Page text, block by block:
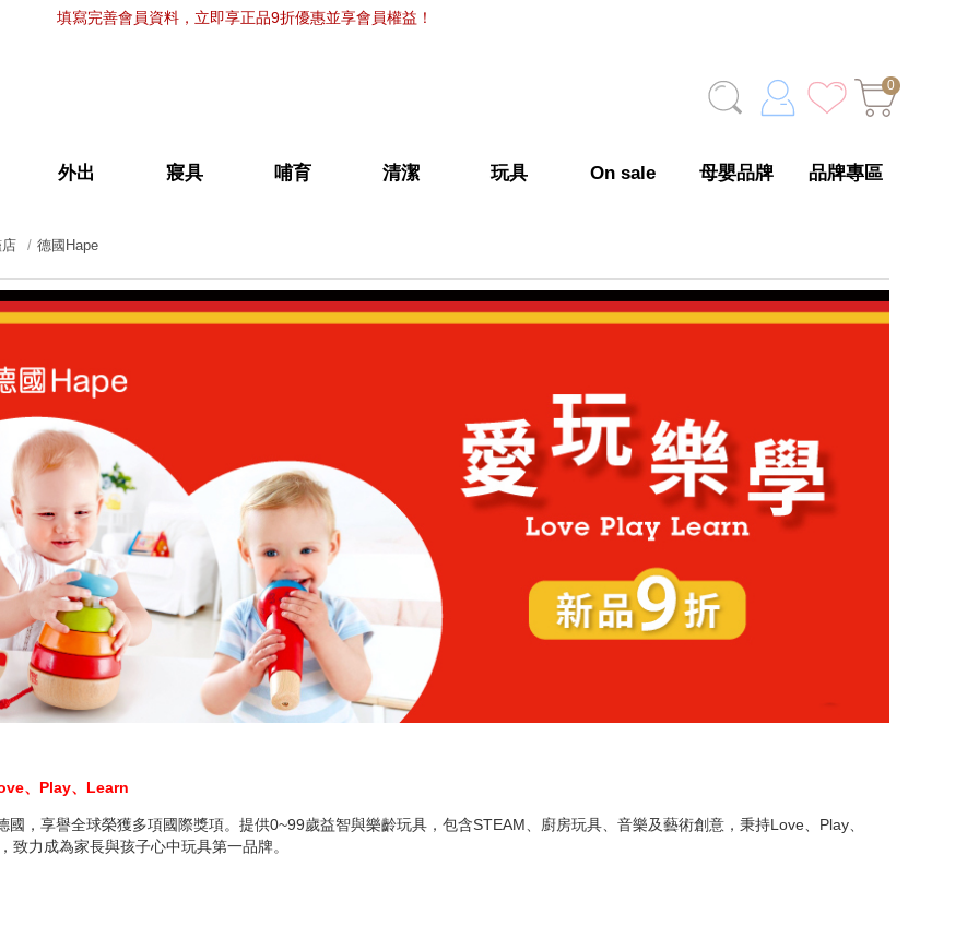
填寫完善會員資料，立即享正品9折優惠並享會員權益！
0
外出 寢具 哺育 清潔 玩具 On sale 母嬰品牌 品牌專區
德國Hape
、Play、Learn
國，享譽全球榮獲多項國際獎項。提供0~99歲益智與樂齡玩具，包含STEAM、廚房玩具、音樂及藝術創意，秉持Love、Play、
致力成為家長與孩子心中玩具第一品牌。